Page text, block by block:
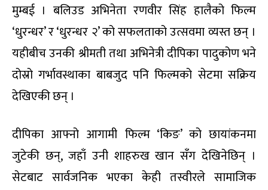
मुम्बई । बलिउड अभिनेता रणवीर सिंह हालैको फिल्म
‘धुरन्धर’ र ‘धुरन्धर २’ को सफलताको उत्सवमा व्यस्त छन् ।
यहीबीच उनकी श्रीमती तथा अभिनेत्री दीपिका पादुकोण भने
दोस्रो गर्भावस्थाका बाबजुद पनि फिल्मको सेटमा सक्रिय
देखिएकी छन् ।
दीपिका आफ्नो आगामी फिल्म ‘किङ’ को छायांकनमा
जुटेकी छन्, जहाँ उनी शाहरुख खान सँग देखिनेछिन् ।
सेटबाट सार्वजनिक भएका केही तस्वीरले सामाजिक